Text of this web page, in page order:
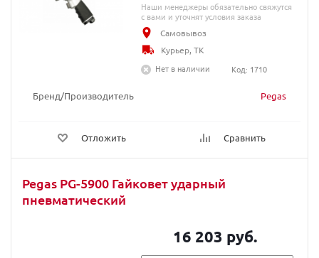
Бренд/Производитель Pegas
Отложить Сравнить
Наши менеджеры обязательно свяжутся
с вами и уточнят условия заказа
Самовывоз
Курьер, ТК
Нет в наличии
Код: 1710
Pegas PG-5900 Гайковет ударный
пневматический
16 203 руб.